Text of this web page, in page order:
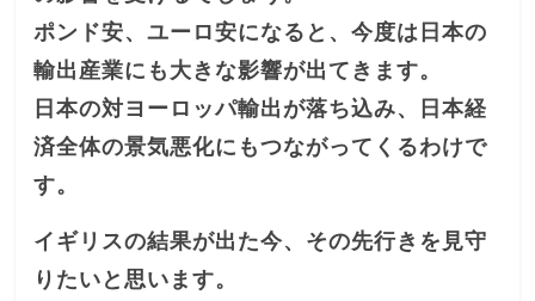
ポンド安、ユーロ安になると、今度は日本の
輸出産業にも大きな影響が出てきます。
日本の対ヨーロッパ輸出が落ち込み、日本経
済全体の景気悪化にもつながってくるわけで
す。
イギリスの結果が出た今、その先行きを見守
りたいと思います。